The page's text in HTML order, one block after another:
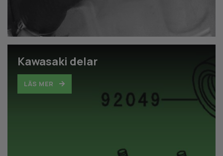
Kawasaki delar
LÄS MER